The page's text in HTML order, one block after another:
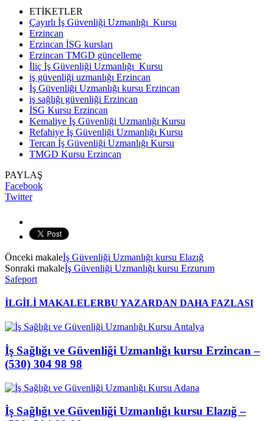
ETİKETLER
Çayırlı İş Güvenliği Uzmanlığı Kursu
Erzincan
Erzincan İSG kursları
Erzincan TMGD güncelleme
İliç İş Güvenliği Uzmanlığı Kursu
iş güvenliği uzmanlığı Erzincan
İş Güvenliği Uzmanlığı kursu Erzincan
iş sağlığı güvenliği Erzincan
İSG Kursu Erzincan
Kemaliye İş Güvenliği Uzmanlığı Kursu
Refahiye İş Güvenliği Uzmanlığı Kursu
Tercan İş Güvenliği Uzmanlığı Kursu
TMGD Kursu Erzincan
PAYLAŞ
Facebook
Twitter
Önceki makaleİş Güvenliği Uzmanlığı kursu Elazığ
Sonraki makaleİş Güvenliği Uzmanlığı kursu Erzurum
Safeport
İLGİLİ MAKALELERBU YAZARDAN DAHA FAZLASI
İş Sağlığı ve Güvenliği Uzmanlığı kursu Erzincan –
(530) 304 98 98
İş Sağlığı ve Güvenliği Uzmanlığı kursu Elazığ –